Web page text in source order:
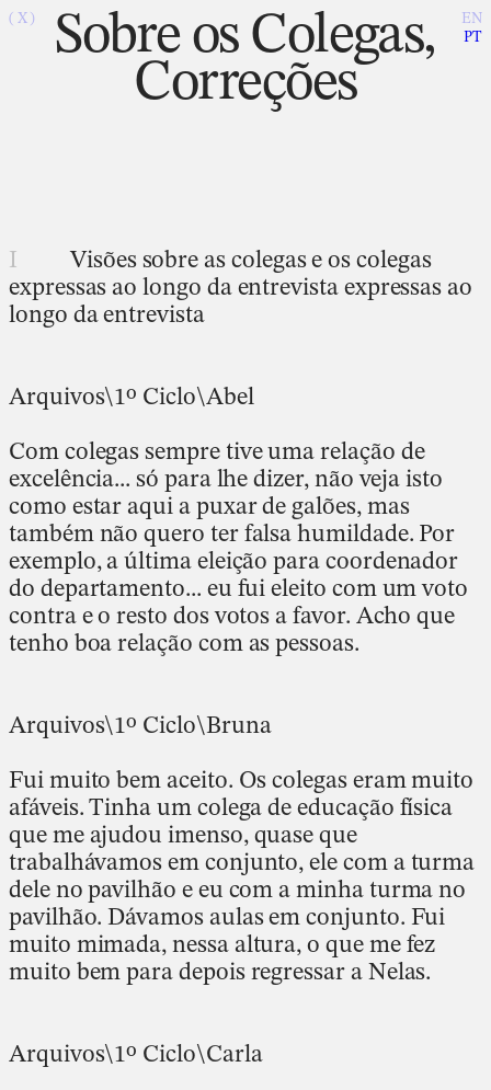
EN
PT
Sobre os Colegas,
Correções
I
Visões sobre as colegas e os colegas
expressas ao longo da entrevista expressas ao
longo da entrevista
Arquivos\1º Ciclo\Abel
Com colegas sempre tive uma relação de
excelência... só para lhe dizer, não veja isto
como estar aqui a puxar de galões, mas
também não quero ter falsa humildade. Por
exemplo, a última eleição para coordenador
do departamento... eu fui eleito com um voto
contra e o resto dos votos a favor. Acho que
tenho boa relação com as pessoas.
Arquivos\1º Ciclo\Bruna
Fui muito bem aceito. Os colegas eram muito
afáveis. Tinha um colega de educação física
que me ajudou imenso, quase que
trabalhávamos em conjunto, ele com a turma
dele no pavilhão e eu com a minha turma no
pavilhão. Dávamos aulas em conjunto. Fui
muito mimada, nessa altura, o que me fez
muito bem para depois regressar a Nelas.
Arquivos\1º Ciclo\Carla
( X )